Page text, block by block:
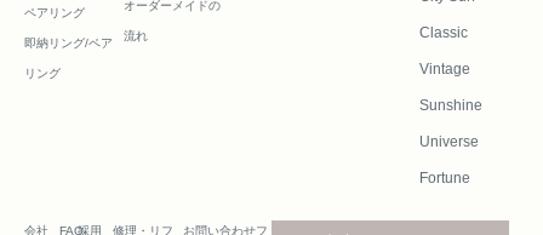
ペアリング
即納リング/ペア
リング
オーダーメイドの
流れ Classic
Vintage
Sunshine
Universe
Fortune
会社 FAQ採用 修理・リフ お問い合わせフ